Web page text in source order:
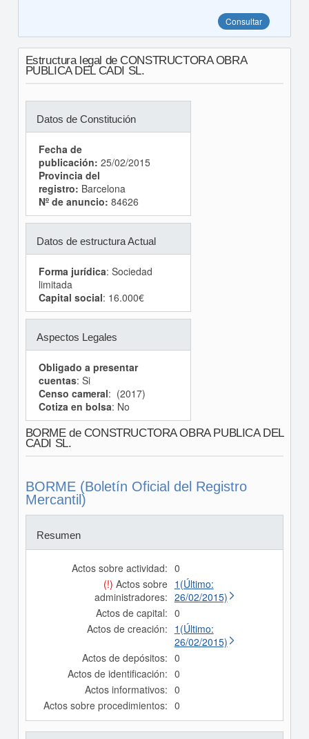
Consultar
Estructura legal de CONSTRUCTORA OBRA
PUBLICA DEL CADI SL.
Datos de Constitución
Fecha de
publicación: 25/02/2015
Provincia del
registro: Barcelona
Nº de anuncio: 84626
Datos de estructura Actual
Forma jurídica: Sociedad
limitada
Capital social: 16.000€
Aspectos Legales
Obligado a presentar
cuentas: Si
Censo cameral: (2017)
Cotiza en bolsa: No
BORME de CONSTRUCTORA OBRA PUBLICA DEL
CADI SL.
BORME (Boletín Oficial del Registro
Mercantil)
Resumen
Actos sobre actividad: 0
(!) Actos sobre
administradores:
1(Último:
26/02/2015)
Actos de capital: 0
Actos de creación: 1(Último:
26/02/2015)
Actos de depósitos: 0
Actos de identificación: 0
Actos informativos: 0
Actos sobre procedimientos: 0